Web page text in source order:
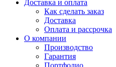
Доставка и оплата
Как сделать заказ
Доставка
Оплата и рассрочка
О компании
Производство
Гарантия
Портфолио